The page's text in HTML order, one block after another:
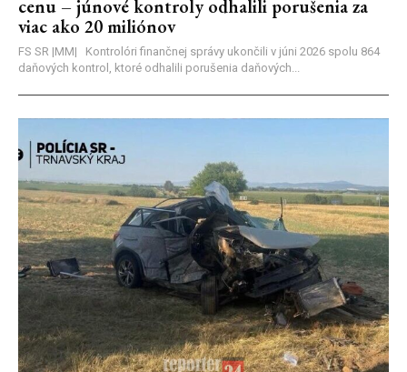
cenu – júnové kontroly odhalili porušenia za
viac ako 20 miliónov
FS SR |MM| Kontrolóri finančnej správy ukončili v júni 2026 spolu 864
daňových kontrol, ktoré odhalili porušenia daňových...